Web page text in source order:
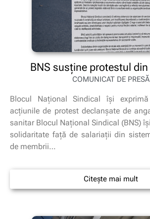
BNS susține protestul
COMUNICAT DE PRESĂ
Blocul Național Sindical își
acțiunile de protest declanșate de
sanitar Blocul Național Sindical (BNS)
solidaritate față de salariații din
de membrii…
Citește mai mult